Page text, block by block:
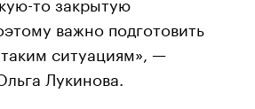
важно подготовить
ситуациям», —
Лукинова.